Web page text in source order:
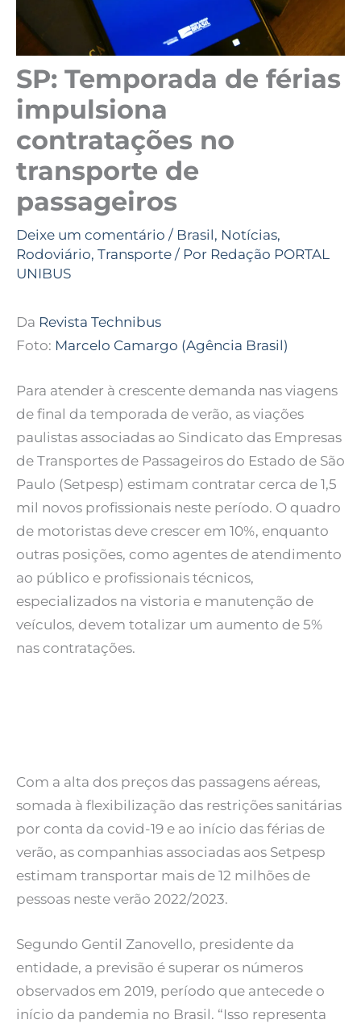
SP: Temporada de férias
impulsiona
contratações no
transporte de
passageiros
Deixe um comentário / Brasil, Notícias,
Rodoviário, Transporte / Por Redação PORTAL
UNIBUS
Da Revista Technibus
Foto: Marcelo Camargo (Agência Brasil)
Para atender à crescente demanda nas viagens
de final da temporada de verão, as viações
paulistas associadas ao Sindicato das Empresas
de Transportes de Passageiros do Estado de São
Paulo (Setpesp) estimam contratar cerca de 1,5
mil novos profissionais neste período. O quadro
de motoristas deve crescer em 10%, enquanto
outras posições, como agentes de atendimento
ao público e profissionais técnicos,
especializados na vistoria e manutenção de
veículos, devem totalizar um aumento de 5%
nas contratações.
Com a alta dos preços das passagens aéreas,
somada à flexibilização das restrições sanitárias
por conta da covid-19 e ao início das férias de
verão, as companhias associadas aos Setpesp
estimam transportar mais de 12 milhões de
pessoas neste verão 2022/2023.
Segundo Gentil Zanovello, presidente da
entidade, a previsão é superar os números
observados em 2019, período que antecede o
início da pandemia no Brasil. “Isso representa